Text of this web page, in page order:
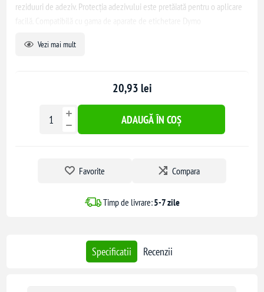
reziduuri de adeziv. Protecția adezivului este pretăiată pentru o aplicare
Vezi mai mult
20,93 lei
ADAUGĂ ÎN COȘ
Favorite Compara
Timp de livrare:5-7 zile
Specificatii Recenzii